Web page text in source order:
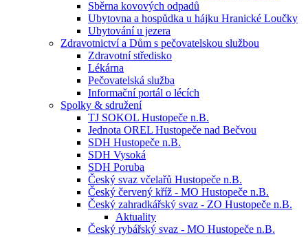
Sběrna kovových odpadů
Ubytovna a hospůdka u hájku Hranické Loučky
Ubytování u jezera
Zdravotnictví a Dům s pečovatelskou službou
Zdravotní středisko
Lékárna
Pečovatelská služba
Informační portál o lécích
Spolky & sdružení
TJ SOKOL Hustopeče n.B.
Jednota OREL Hustopeče nad Bečvou
SDH Hustopeče n.B.
SDH Vysoká
SDH Poruba
Český svaz včelařů Hustopeče n.B.
Český červený kříž - MO Hustopeče n.B.
Český zahradkářský svaz - ZO Hustopeče n.B.
Aktuality
Český rybářský svaz - MO Hustopeče n.B.